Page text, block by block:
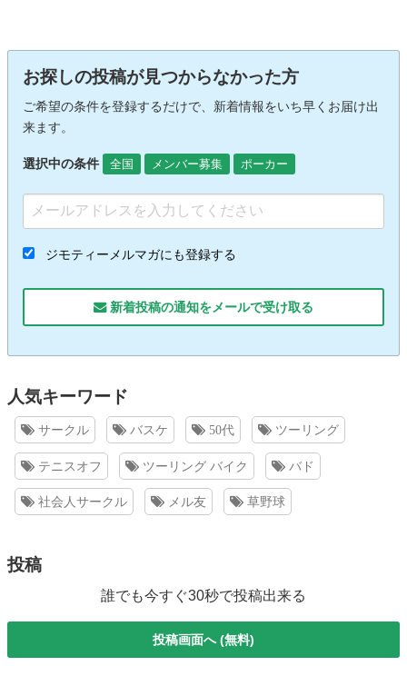
お探しの投稿が見つからなかった方
ご希望の条件を登録するだけで、新着情報をいち早くお届け出
来ます。
選択中の条件 全国 メンバー募集 ポーカー
ジモティーメルマガにも登録する
新着投稿の通知をメールで受け取る
人気キーワード
サークル バスケ 50代 ツーリング
テニスオフ ツーリング バイク バド
社会人サークル メル友 草野球
投稿
誰でも今すぐ30秒で投稿出来る
投稿画面へ (無料)